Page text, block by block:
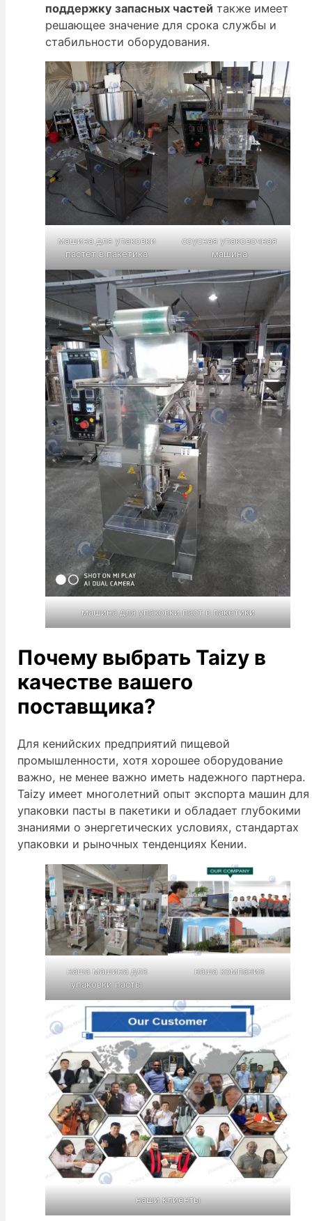
поддержку запасных частей также имеет
решающее значение для срока службы и
стабильности оборудования.
машина для упаковки
пастет в пакетика
соусная упаковочная
машина
машина для упаковки паст в пакетики
Почему выбрать Taizy в
качестве вашего
поставщика?
Для кенийских предприятий пищевой
промышленности, хотя хорошее оборудование
важно, не менее важно иметь надежного партнера.
Taizy имеет многолетний опыт экспорта машин для
упаковки пасты в пакетики и обладает глубокими
знаниями о энергетических условиях, стандартах
упаковки и рыночных тенденциях Кении.
наша машина для
упаковки пасты
наша компания
наши клиенты